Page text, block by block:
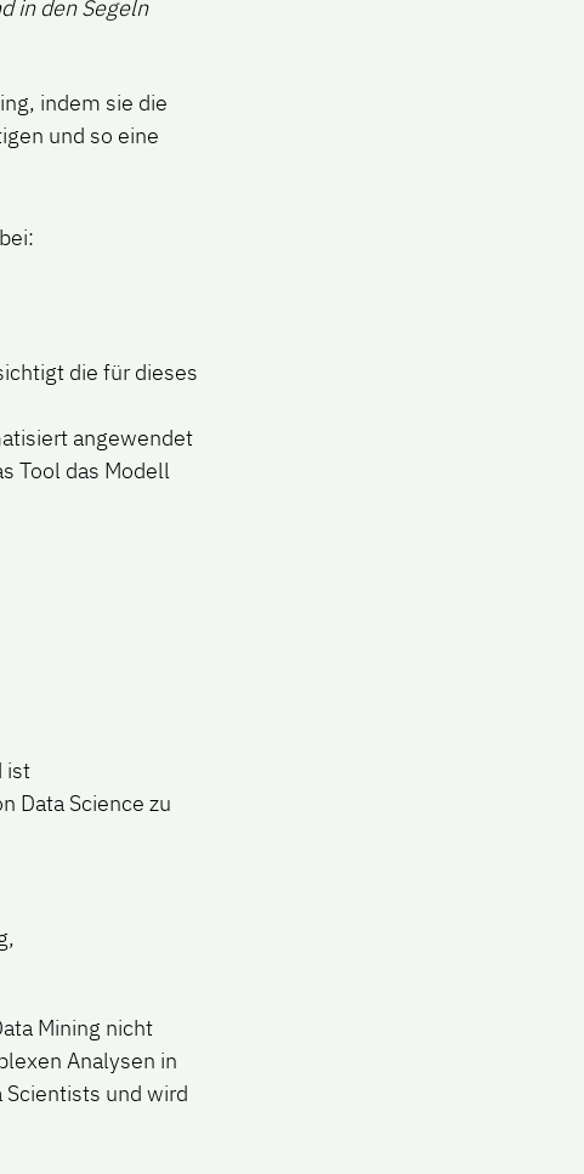
in den Segeln
indem sie die
und so eine
die für dieses
angewendet
Tool das Modell
ist
Data Science zu
Mining nicht
Analysen in
und wird